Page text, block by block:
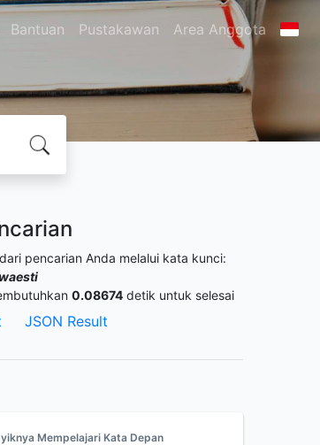
Bantuan Pustakawan Area Anggota
dari pencarian Anda melalui kata kunci:
0.08674 detik untuk selesai
JSON Result
Mempelajari Kata Depan